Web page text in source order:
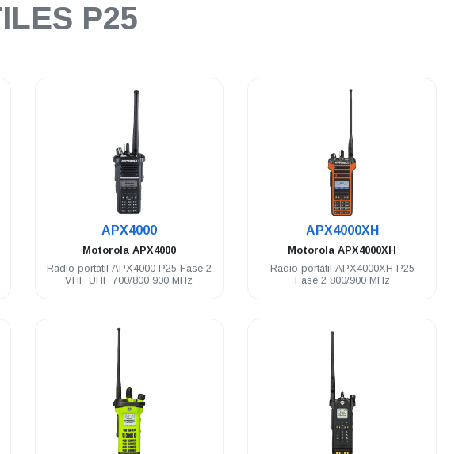
P25
.
APX4000
Motorola APX4000
Radio portátil APX4000 P25 Fase 2
VHF UHF 700/800 900 MHz
.
APX4000XH
MotorolaAPX4000XH
Radio portátil APX4000XH P25
Fase 2 800/900 MHz